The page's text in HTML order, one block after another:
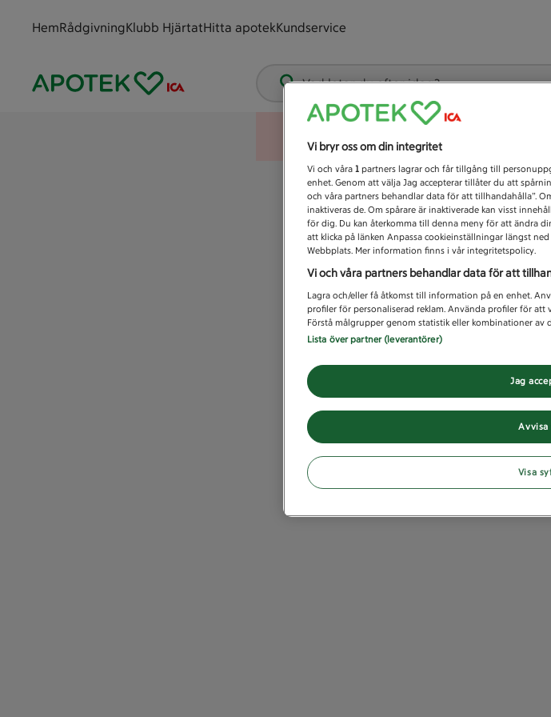
HemRådgivningKlubb HjärtatHitta apotekKundservice
Vad letar du efter idag?
Vi bryr oss om din integritet
Vi och våra 1 partners lagrar och får tillgång till
enhet. Genom att välja Jag accepterar tillåter du att
och våra partners behandlar data för att tillhandahålla”.
inaktiveras de. Om spårare är inaktiverade kan visst
för dig. Du kan återkomma till denna meny för att ändra
att klicka på länken Anpassa cookieinställningar längst
Webbplats. Mer information finns i vår integritetspolicy.
Vi och våra partners behandlar data för att
Lagra och/eller få åtkomst till information på en enhet.
profiler för personaliserad reklam. Använda profiler för att
Förstå målgrupper genom statistik eller kombinationer av
Lista över partner (leverantörer)
Avvisa
Jag
Visa